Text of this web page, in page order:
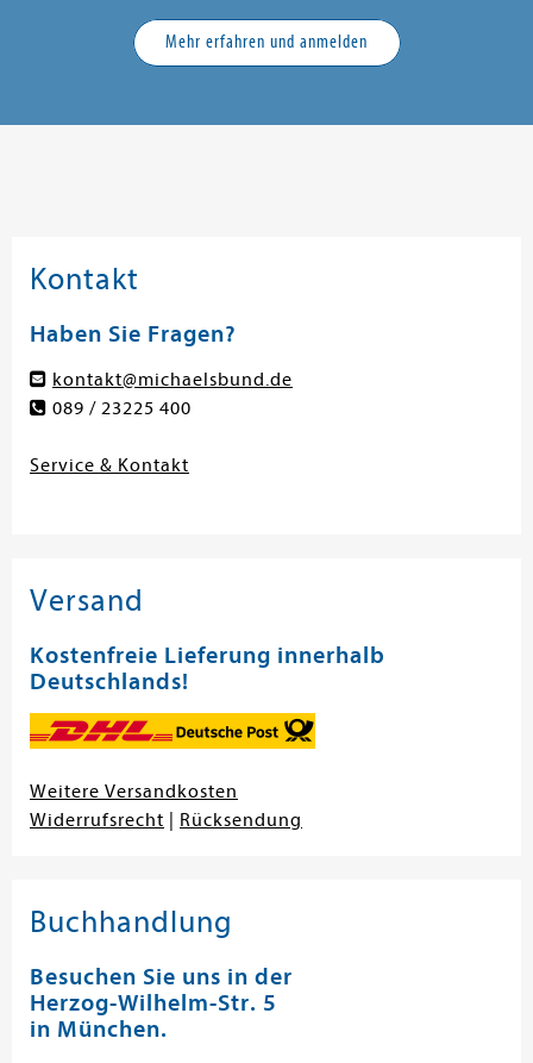
Mehr erfahren und anmelden
Kontakt
Haben Sie Fragen?
kontakt@michaelsbund.de
089 / 23225 400
Service & Kontakt
Versand
Kostenfreie Lieferung innerhalb
Deutschlands!
Weitere Versandkosten
Widerrufsrecht
Rücksendung
Buchhandlung
Besuchen Sie uns in der
Herzog-Wilhelm-Str. 5
in München.